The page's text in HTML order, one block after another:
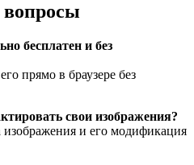
вопросы
бесплатен и без
прямо в браузере без
свои изображения?
изображения и его модификация